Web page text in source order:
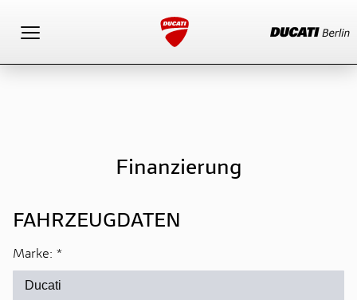
Finanzierung
FAHRZEUGDATEN
Marke: *